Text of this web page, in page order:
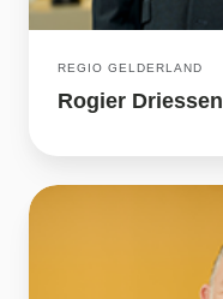
REGIO GELDERLAND
Rogier Driessen
Dirk-
Jan